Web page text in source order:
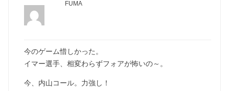
FUMA
今のゲーム惜しかった。
イマー選手、相変わらずフォアが怖いの～。
今、内山コール。力強し！